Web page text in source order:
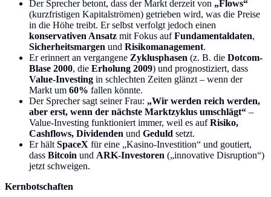
Der Sprecher betont, dass der Markt derzeit von „Flows“
(kurzfristigen Kapitalströmen) getrieben wird, was die Preise
in die Höhe treibt. Er selbst verfolgt jedoch einen
konservativen Ansatz mit Fokus aufFundamentaldaten,
Sicherheitsmargen und Risikomanagement.
Er erinnert an vergangene Zyklusphasen (z. B. die Dotcom-
Blase 2000, die Erholung 2009) und prognostiziert, dass
Value-Investing in schlechten Zeiten glänzt – wenn der
Markt um 60% fallen könnte.
Der Sprecher sagt seiner Frau: „Wir werden reich werden,
aber erst, wenn der nächste Marktzyklus umschlägt“ –
Value-Investing funktioniert immer, weil es aufRisiko,
Cashflows, Dividenden und Geduld setzt.
Er hält SpaceX für eine „Kasino-Investition“ und goutiert,
dass Bitcoin und ARK-Investoren („innovative Disruption“)
jetzt schweigen.
Kernbotschaften